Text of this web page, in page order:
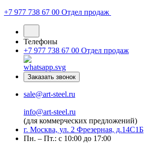
+7 977 738 67 00 Отдел продаж
Телефоны
+7 977 738 67 00 Отдел продаж
Заказать звонок
sale@art-steel.ru
info@art-steel.ru
(для коммерческих предложений)
г. Москва, ул. 2 Фрезерная, д.14С1Б
Пн. – Пт.: с 10:00 до 17:00